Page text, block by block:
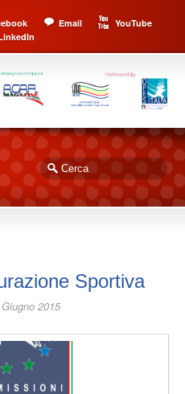
Email
YouTube
Sportiva
Giugno 2015